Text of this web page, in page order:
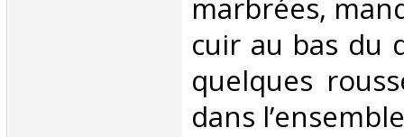
marbrées,
cuir au bas du
quelques
dans